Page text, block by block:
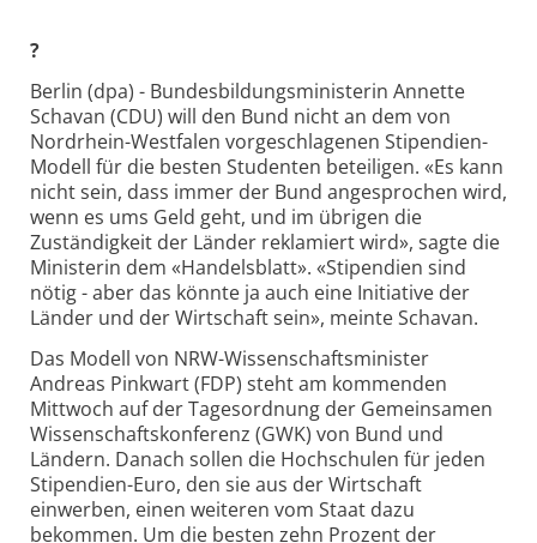
?
Berlin (dpa) - Bundesbildungsministerin Annette
Schavan (CDU) will den Bund nicht an dem von
Nordrhein-Westfalen vorgeschlagenen Stipendien-
Modell für die besten Studenten beteiligen. «Es kann
nicht sein, dass immer der Bund angesprochen wird,
wenn es ums Geld geht, und im übrigen die
Zuständigkeit der Länder reklamiert wird», sagte die
Ministerin dem «Handelsblatt». «Stipendien sind
nötig - aber das könnte ja auch eine Initiative der
Länder und der Wirtschaft sein», meinte Schavan.
Das Modell von NRW-Wissenschaftsminister
Andreas Pinkwart (FDP) steht am kommenden
Mittwoch auf der Tagesordnung der Gemeinsamen
Wissenschaftskonferenz (GWK) von Bund und
Ländern. Danach sollen die Hochschulen für jeden
Stipendien-Euro, den sie aus der Wirtschaft
einwerben, einen weiteren vom Staat dazu
bekommen. Um die besten zehn Prozent der